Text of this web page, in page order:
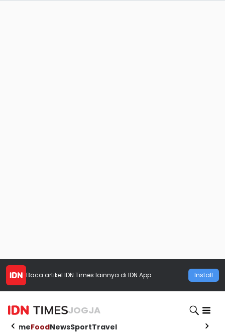
Baca artikel IDN Times lainnya di IDN App Install
JOGJA
HomeFoodNewsSportTravel